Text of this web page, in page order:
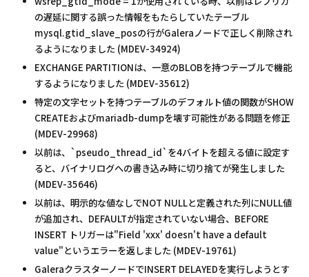
の遅延に関する誤った情報をもたらしていたテーブル
mysql.gtid_slave_posの行がGaleraノードで正しく削除され
るようになりました (MDEV-34924)
EXCHANGE PARTITIONは、一意のBLOBを持つテーブルで機能
するようになりました (MDEV-35612)
特定の文字セットを持つテーブルのデフォルト値の関数がSHOW
CREATEおよびmariadb-dumpを壊す可能性がある問題を修正
(MDEV-29968)
以前は、`pseudo_thread_id`を4バイトを超える値に設定す
ると、バイナリログへの書き込み時に切り捨てが発生しました
(MDEV-35646)
以前は、明示的な値なしでNOT NULLと定義された列にNULL値
が追加され、DEFAULTが指定されていない場合、BEFORE
INSERT トリガーは"Field 'xxx' doesn't have a default
value"というエラーを返しました (MDEV-19761)
GaleraクラスターノードでINSERT DELAYEDを実行しようとす